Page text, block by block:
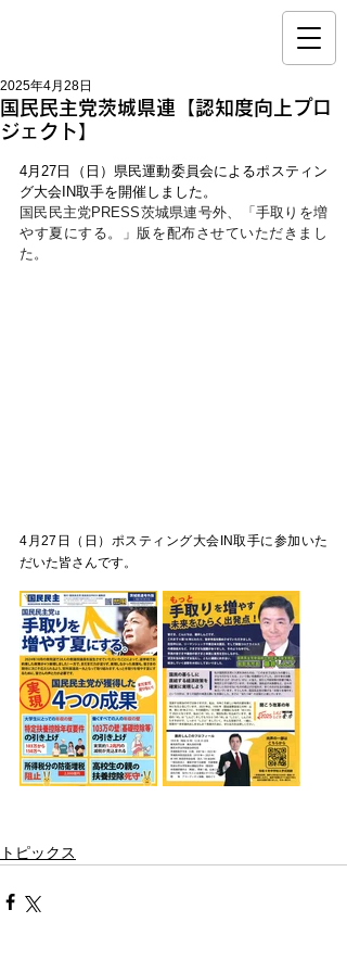
国民民主党茨城県連【認知度向上プロ
ジェクト】
2025年4月28日
4月27日（日）県民運動委員会によるポスティン
グ大会IN取手を開催しました。
国民民主党PRESS茨城県連号外、「手取りを増
やす夏にする。」版を配布させていただきまし
た。
4月27日（日）ポスティング大会IN取手に参加いた
だいた皆さんです。
トピックス